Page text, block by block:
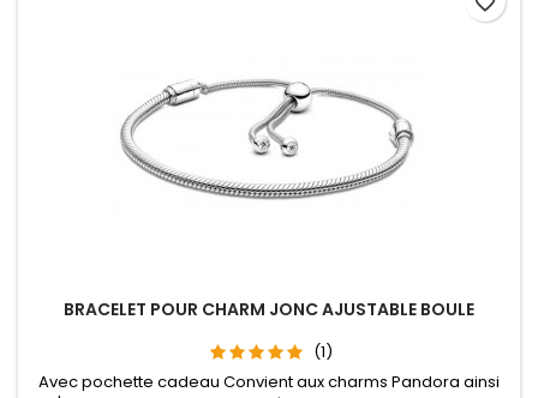
BRACELET POUR CHARM JONC AJUSTABLE BOULE
(1)
Avec pochette cadeau Convient aux charms Pandora ainsi